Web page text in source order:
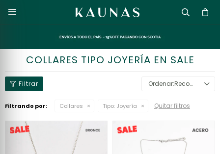

COLLARES TIPO JOYERÍA EN SALE
Recomendados
Filtrando por: Collares Tipo: Joyería Quitar filtros